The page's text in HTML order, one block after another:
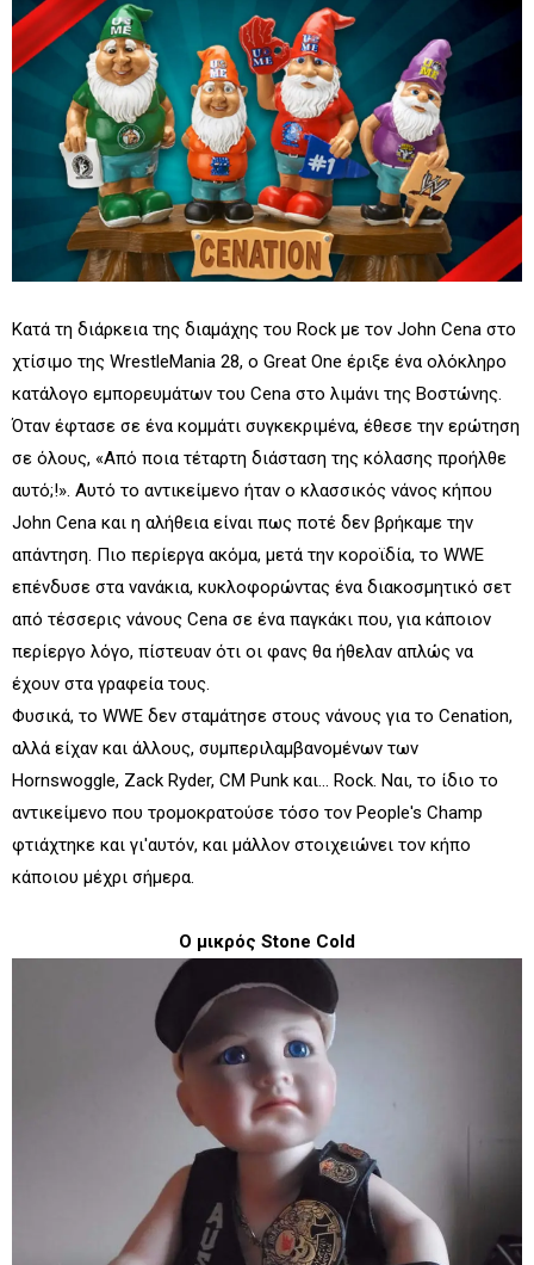
Κατά τη διάρκεια της διαμάχης του Rock με τον John Cena στο
χτίσιμο της WrestleMania 28, ο Great One έριξε ένα ολόκληρο
κατάλογο εμπορευμάτων του Cena στο λιμάνι της Βοστώνης.
Όταν έφτασε σε ένα κομμάτι συγκεκριμένα, έθεσε την ερώτηση
σε όλους, «Από ποια τέταρτη διάσταση της κόλασης προήλθε
αυτό;!». Αυτό το αντικείμενο ήταν ο κλασσικός νάνος κήπου
John Cena και η αλήθεια είναι πως ποτέ δεν βρήκαμε την
απάντηση. Πιο περίεργα ακόμα, μετά την κοροϊδία, το WWE
επένδυσε στα νανάκια, κυκλοφορώντας ένα διακοσμητικό σετ
από τέσσερις νάνους Cena σε ένα παγκάκι που, για κάποιον
περίεργο λόγο, πίστευαν ότι οι φανς θα ήθελαν απλώς να
έχουν στα γραφεία τους.
Φυσικά, το WWE δεν σταμάτησε στους νάνους για το Cenation,
αλλά είχαν και άλλους, συμπεριλαμβανομένων των
Hornswoggle, Zack Ryder, CM Punk και… Rock. Ναι, το ίδιο το
αντικείμενο που τρομοκρατούσε τόσο τον People's Champ
φτιάχτηκε και γι'αυτόν, και μάλλον στοιχειώνει τον κήπο
κάποιου μέχρι σήμερα.
Ο μικρός Stone Cold